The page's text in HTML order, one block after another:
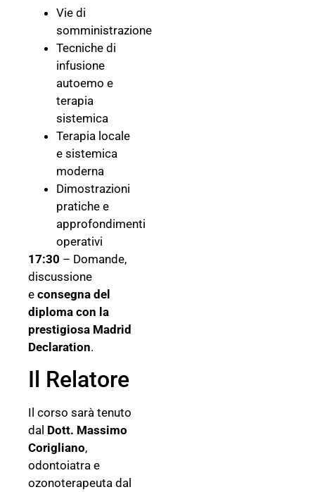
Vie di
somministrazione
Tecniche di
infusione
autoemo e
terapia
sistemica
Terapia locale
e sistemica
moderna
Dimostrazioni
pratiche e
approfondimenti
operativi
17:30 – Domande,
discussione
e consegna del
diploma con la
prestigiosa Madrid
Declaration.
Il Relatore
Il corso sarà tenuto
dal Dott. Massimo
Corigliano,
odontoiatra e
ozonoterapeuta dal